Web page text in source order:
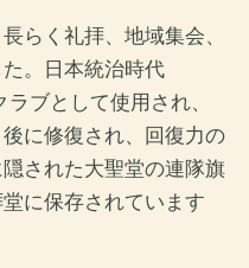
らく礼拝、地域集会、
。日本統治時代
ラブとして使用され、
に修復され、回復力の
された大聖堂の連隊旗
に保存されています